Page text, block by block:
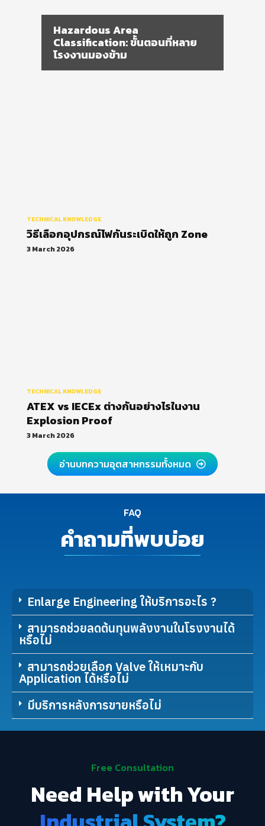
TECHNICAL KNOWLEDGE
วิธีเลือกอุปกรณ์ไฟกันระเบิดให้ถูก Zone
3 March 2026
TECHNICAL KNOWLEDGE
ATEX vs IECEx ต่างกันอย่างไรในงาน
Explosion Proof
3 March 2026
อ่านบทความอุตสาหกรรมทั้งหมด
FAQ
คำถามที่พบบ่อย
Enlarge Engineering ให้บริการอะไร ?
สามารถช่วยลดต้นทุนพลังงานในโรงงานได้
หรือไม่
สามารถช่วยเลือก Valve ให้เหมาะกับ
Application ได้หรือไม่
มีบริการหลังการขายหรือไม่
Free Consultation
Need Help with Your